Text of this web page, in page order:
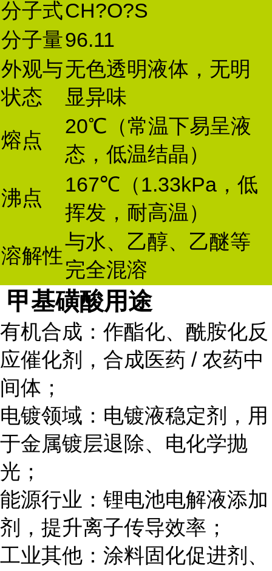
分子式CH?O?S
分子量96.11
外观与
状态
无色透明液体，无明
显异味
熔点
20℃（常温下易呈液
态，低温结晶）
沸点
167℃（1.33kPa，低
挥发，耐高温）
溶解性
与水、乙醇、乙醚等
完全混溶
甲基磺酸用途
有机合成：作酯化、酰胺化反
应催化剂，合成医药 / 农药中
间体；
电镀领域：电镀液稳定剂，用
于金属镀层退除、电化学抛
光；
能源行业：锂电池电解液添加
剂，提升离子传导效率；
工业其他：涂料固化促进剂、